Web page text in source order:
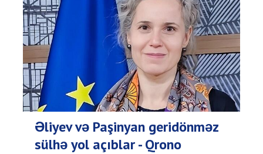
Əliyev və Paşinyan geridönməz
sülhə yol açıblar - Qrono